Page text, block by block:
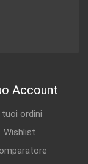
Account
tuoi ordini
Wishlist